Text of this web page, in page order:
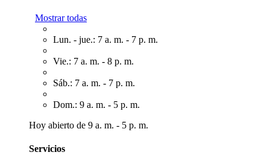
Mostrar todas
Lun. - jue.: 7 a. m. - 7 p. m.
Vie.: 7 a. m. - 8 p. m.
Sáb.: 7 a. m. - 7 p. m.
Dom.: 9 a. m. - 5 p. m.
Hoy abierto de 9 a. m. - 5 p. m.
Servicios